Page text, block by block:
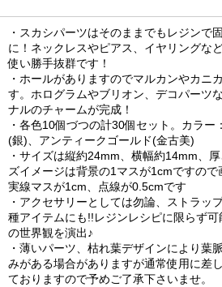
・スカシパーツはそのままでもレジンで
に！ネックレスやピアス、イヤリングな
使い勝手抜群です！
・ホールがありますのでマルカンやカニ
す。ホログラムやブリオン、デコパーツ
ナルのチャームが完成！
・各色10個づつの計30個セット。カラ
(銀)、アンティークゴールド(金古美)
・サイズは縦約24mm、横幅約14mm、
ズイメージは背景の1マスが1cmですので
実線マスが1cm、点線が0.5cmです
・アクセサリーとしては勿論、ストラッ
種アイテムにも!!レジンレシピに限らず
の世界観を演出♪
・薄いパーツ、枯れ葉デザインにより葉
みがある場合がありますが通常使用に差
ておりますので予めご了承下さいませ。